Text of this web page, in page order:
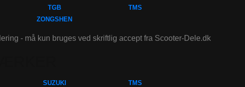
TGB
ZONGSHEN
TMS
- må kun bruges ved skriftlig accept fra Scooter-Dele.dk
SUZUKI
TMS